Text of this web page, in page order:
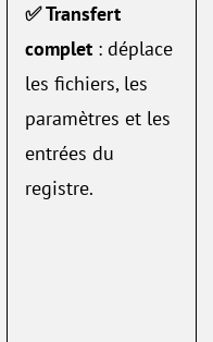
✅ Transfert
complet : déplace
les fichiers, les
paramètres et les
entrées du
registre.